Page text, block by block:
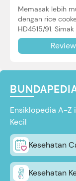
Memasak lebih
dengan rice
HD4515/91.
di sini.
Review
Ensiklopedia A-Z
Kecil
Kesehatan
Kesehatan